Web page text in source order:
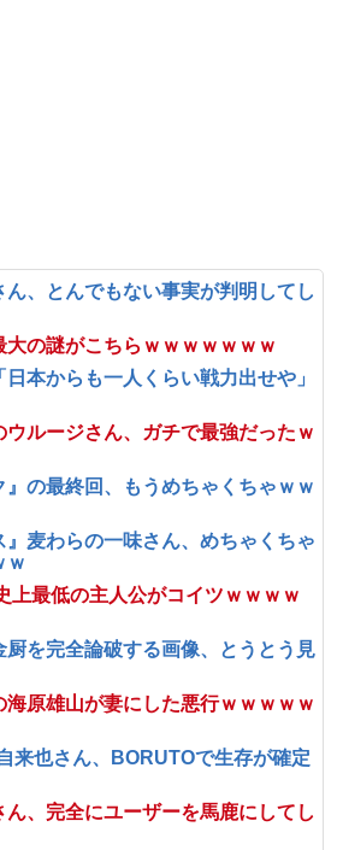
ん、とんでもない事実が判明してし
の謎がこちらｗｗｗｗｗｗｗ
本からも一人くらい戦力出せや」
ウルージさん、ガチで最強だったｗ
の最終回、もうめちゃくちゃｗｗ
』麦わらの一味さん、めちゃくちゃ
ｗ
上最低の主人公がコイツｗｗｗｗ
厨を完全論破する画像、とうとう見
海原雄山が妻にした悪行ｗｗｗｗｗ
来也さん、BORUTOで生存が確定
ん、完全にユーザーを馬鹿にしてし